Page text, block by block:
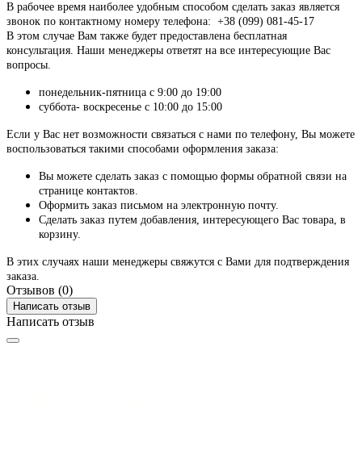
В рабочее время наиболее удобным способом сделать заказ является
звонок по контактному номеру телефона: +38 (099) 081-45-17
В этом случае Вам также будет предоставлена бесплатная
консультация. Наши менеджеры ответят на все интересующие Вас
вопросы.
понедельник-пятница с 9:00 до 19:00
суббота- воскресенье с 10:00 до 15:00
Если у Вас нет возможности связаться с нами по телефону, Вы можете
воспользоваться такими способами оформления заказа:
Вы можете сделать заказ с помощью формы обратной связи на
странице контактов.
Оформить заказ письмом на электронную почту.
Сделать заказ путем добавления, интересующего Вас товара, в
корзину.
В этих случаях наши менеджеры свяжутся с Вами для подтверждения
заказа.
Отзывов (0)
Написать отзыв
Написать отзыв